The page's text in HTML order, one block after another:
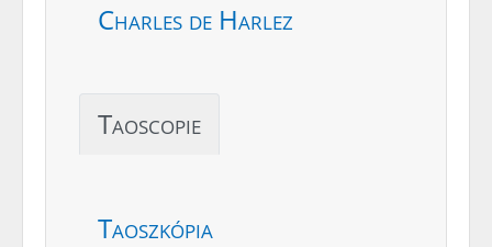
Charles de Harlez
Taoscopie
Taoszkópia